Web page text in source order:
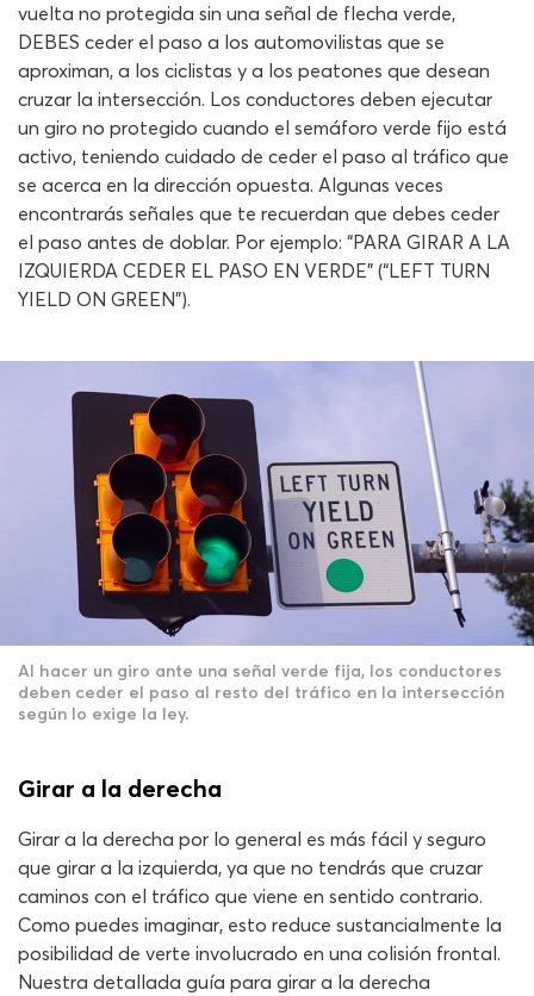
vuelta no protegida sin una señal de flecha verde,
DEBES ceder el paso a los automovilistas que se
aproximan, a los ciclistas y a los peatones que desean
cruzar la intersección. Los conductores deben ejecutar
un giro no protegido cuando el semáforo verde fijo está
activo, teniendo cuidado de ceder el paso al tráfico que
se acerca en la dirección opuesta. Algunas veces
encontrarás señales que te recuerdan que debes ceder
el paso antes de doblar. Por ejemplo: “PARA GIRAR A LA
IZQUIERDA CEDER EL PASO EN VERDE” (“LEFT TURN
YIELD ON GREEN”).
Al hacer un giro ante una señal verde fija, los conductores
deben ceder el paso al resto del tráfico en la intersección
según lo exige la ley.
Girar a la derecha
Girar a la derecha por lo general es más fácil y seguro
que girar a la izquierda, ya que no tendrás que cruzar
caminos con el tráfico que viene en sentido contrario.
Como puedes imaginar, esto reduce sustancialmente la
posibilidad de verte involucrado en una colisión frontal.
Nuestra detallada guía para girar a la derecha